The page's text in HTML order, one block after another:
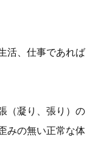
活、仕事であれば
（凝り、張り）の
みの無い正常な体